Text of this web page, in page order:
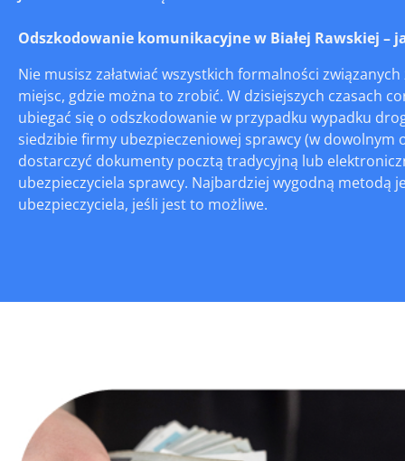
Odszkodowanie komunikacyjne w Białej Rawskiej –
Nie musisz załatwiać wszystkich formalności
miejsc, gdzie można to zrobić. W dzisiejszych czasach
ubiegać się o odszkodowanie w przypadku wypadku
siedzibie firmy ubezpieczeniowej sprawcy (w dowolnym
dostarczyć dokumenty pocztą tradycyjną lub
ubezpieczyciela sprawcy. Najbardziej wygodną
ubezpieczyciela, jeśli jest to możliwe.